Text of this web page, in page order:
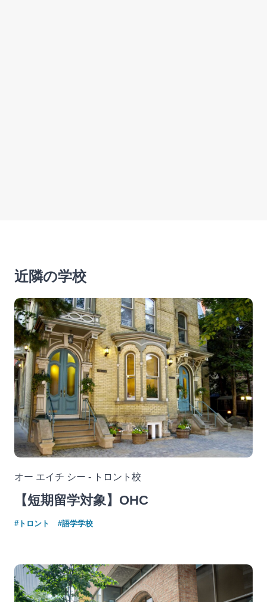
近隣の学校
オー エイチ シー - トロント校
【短期留学対象】OHC
#トロント #語学学校